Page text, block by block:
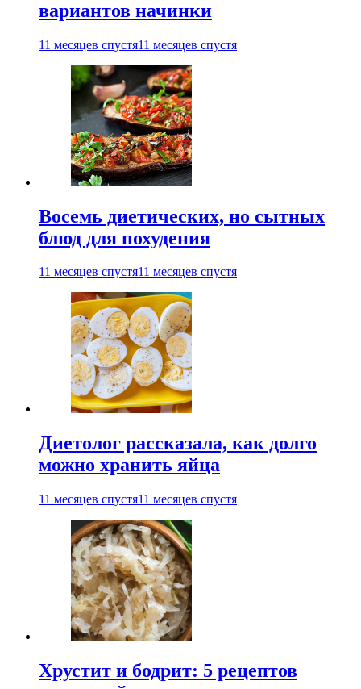
вариантов начинки
11 месяцев спустя11 месяцев спустя
Восемь диетических, но сытных
блюд для похудения
11 месяцев спустя11 месяцев спустя
Диетолог рассказала, как долго
можно хранить яйца
11 месяцев спустя11 месяцев спустя
Хрустит и бодрит: 5 рецептов